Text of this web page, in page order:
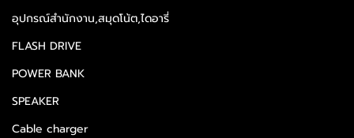
อุปกรณ์สำนักงาน,สมุดโน้ต,ไดอารี่
FLASH DRIVE
POWER BANK
SPEAKER
Cable charger